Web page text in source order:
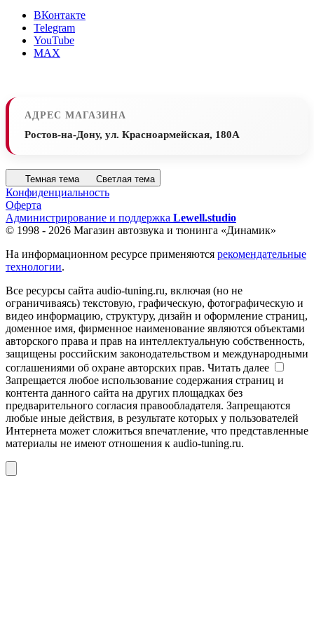
ВКонтакте
Telegram
YouTube
MAX
АДРЕС МАГАЗИНА
Ростов-на-Дону, ул. Красноармейская, 180А
Темная тема Светлая тема
Конфиденциальность
Оферта
Администрирование и поддержка Lewell.studio
© 1998 - 2026 Магазин автозвука и тюнинга «Динамик»
На информационном ресурсе применяются рекомендательные
технологии.
Все ресурсы сайта audio-tuning.ru, включая (но не
ограничиваясь) текстовую, графическую, фотографическую и
видео информацию, структуру, дизайн и оформление страниц,
доменное имя, фирменное наименование являются объектами
авторского права и прав на интеллектуальную собственность,
защищены российским законодательством и международными
соглашениями об охране авторских прав. Читать далее
Запрещается любое использование содержания страниц и
контента данного сайта на других площадках без
предварительного согласия правообладателя. Запрещаются
любые иные действия, в результате которых у пользователей
Интернета может сложиться впечатление, что представленные
материалы не имеют отношения к audio-tuning.ru.